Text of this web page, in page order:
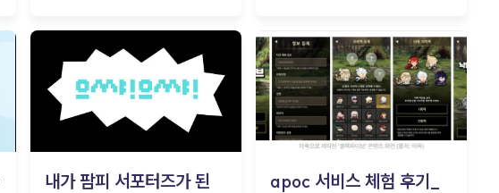
내가 팜피 서포터즈가 된
apoc 서비스 체험 후기_